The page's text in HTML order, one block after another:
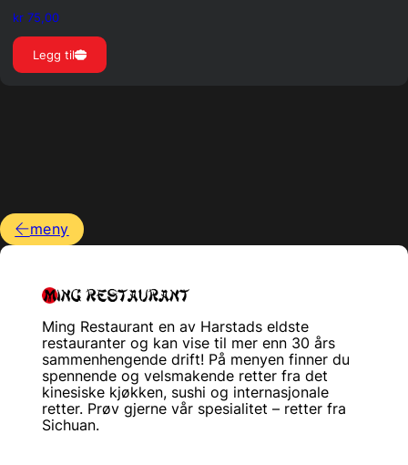
kr75,00
Legg til
meny
Ming Restaurant en av Harstads eldste
restauranter og kan vise til mer enn 30 års
sammenhengende drift! På menyen finner du
spennende og velsmakende retter fra det
kinesiske kjøkken, sushi og internasjonale
retter. Prøv gjerne vår spesialitet – retter fra
Sichuan.